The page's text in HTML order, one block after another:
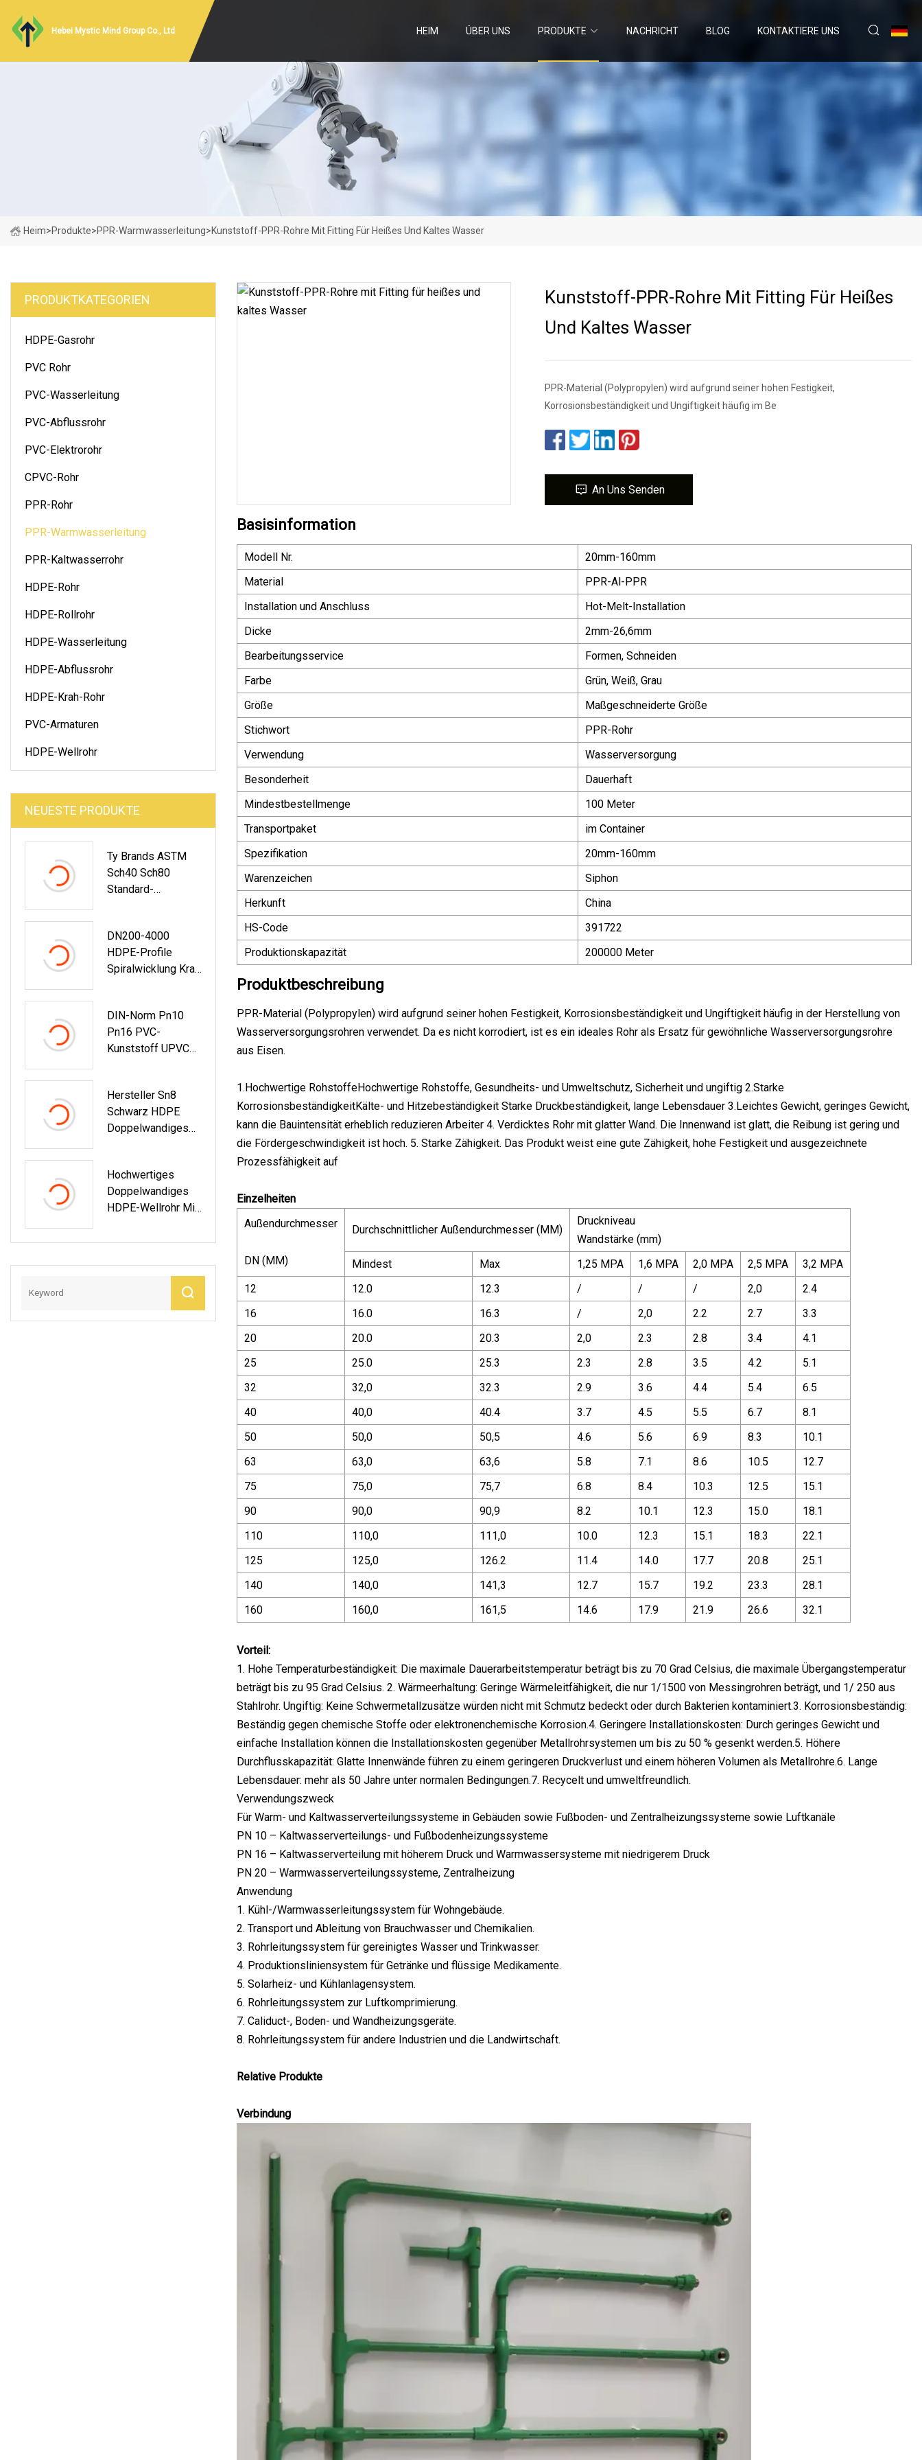
Hebei Mystic Mind Group Co., Ltd HEIM ÜBER UNS PRODUKTE NACHRICHT BLOG KONTAKTIERE UNS
Heim>Produkte>PPR-Warmwasserleitung>Kunststoff-PPR-Rohre Mit Fitting Für Heißes Und Kaltes Wasser
PRODUKTKATEGORIEN
HDPE-Gasrohr
PVC Rohr
PVC-Wasserleitung
PVC-Abflussrohr
PVC-Elektrorohr
CPVC-Rohr
PPR-Rohr
PPR-Warmwasserleitung
PPR-Kaltwasserrohr
HDPE-Rohr
HDPE-Rollrohr
HDPE-Wasserleitung
HDPE-Abflussrohr
HDPE-Krah-Rohr
PVC-Armaturen
HDPE-Wellrohr
NEUESTE PRODUKTE
Ty Brands ASTM
Sch40 Sch80
Standard-
PVC/Kunststoff In
Allen Größen
DN200-4000
HDPE-Profile
Spiralwicklung Krah
DIN-Norm Pn10
Pn16 PVC-
Kunststoff UPVC
Sanitärrohrverschra
Ubungen
Hersteller Sn8
Schwarz HDPE
Doppelwandiges
Rohr
Entwässerungssys
Tem Rohr
Hochwertiges
Doppelwandiges
HDPE-Wellrohr Mit
Kunststoff-PPR-Rohre Mit Fitting Für Heißes
Und Kaltes Wasser
PPR-Material (Polypropylen) wird aufgrund seiner hohen Festigkeit,
Korrosionsbeständigkeit und Ungiftigkeit häufig im Be
An Uns Senden
Basisinformation
Modell Nr.
20mm-160mm
Material
PPR-Al-PPR
Installation und Anschluss
Hot-Melt-Installation
Dicke
2mm-26,6mm
Bearbeitungsservice
Formen, Schneiden
Farbe
Grün, Weiß, Grau
Größe
Maßgeschneiderte Größe
Stichwort
PPR-Rohr
Verwendung
Wasserversorgung
Besonderheit
Dauerhaft
Mindestbestellmenge
100 Meter
Transportpaket
im Container
Spezifikation
20mm-160mm
Warenzeichen
Siphon
Herkunft
China
HS-Code
391722
Produktionskapazität
200000 Meter
Produktbeschreibung
PPR-Material (Polypropylen) wird aufgrund seiner hohen Festigkeit, Korrosionsbeständigkeit und Ungiftigkeit häufig in der Herstellung von
Wasserversorgungsrohren verwendet. Da es nicht korrodiert, ist es ein ideales Rohr als Ersatz für gewöhnliche Wasserversorgungsrohre
aus Eisen.
1.Hochwertige RohstoffeHochwertige Rohstoffe, Gesundheits- und Umweltschutz, Sicherheit und ungiftig 2.Starke
KorrosionsbeständigkeitKälte- und Hitzebeständigkeit Starke Druckbeständigkeit, lange Lebensdauer 3.Leichtes Gewicht, geringes Gewicht,
kann die Bauintensität erheblich reduzieren Arbeiter 4. Verdicktes Rohr mit glatter Wand. Die Innenwand ist glatt, die Reibung ist gering und
die Fördergeschwindigkeit ist hoch. 5. Starke Zähigkeit. Das Produkt weist eine gute Zähigkeit, hohe Festigkeit und ausgezeichnete
Prozessfähigkeit auf
Einzelheiten
Außendurchmesser
DN (MM)
Durchschnittlicher Außendurchmesser (MM)
Druckniveau
Wandstärke (mm)
Mindest
Max 1,25 MPA 1,6 MPA 2,0 MPA 2,5 MPA
3,2 MPA
12
12.0 12.3 / / / 2,0
2.4
16
16.0 16.3 / 2,0 2.2 2.7
3.3
20
20.0 20.3 2,0 2.3 2.8 3.4
4.1
25
25.0 25.3 2.3 2.8 3.5 4.2
5.1
32
32,0 32.3 2.9 3.6 4.4 5.4
6.5
40
40,0 40.4 3.7 4.5 5.5 6.7
8.1
50
50,0 50,5 4.6 5.6 6.9 8.3
10.1
63
63,0 63,6 5.8 7.1 8.6 10.5
12.7
75
75,0 75,7 6.8 8.4 10.3 12.5
15.1
90
90,0 90,9 8.2 10.1 12.3 15.0
18.1
110
110,0 111,0 10.0 12.3 15.1 18.3
22.1
125
125,0 126.2 11.4 14.0 17.7 20.8
25.1
140
140,0 141,3 12.7 15.7 19.2 23.3
28.1
160
160,0 161,5 14.6 17.9 21.9 26.6 32.1
Vorteil:
1. Hohe Temperaturbeständigkeit: Die maximale Dauerarbeitstemperatur beträgt bis zu 70 Grad Celsius, die maximale Übergangstemperatur
beträgt bis zu 95 Grad Celsius. 2. Wärmeerhaltung: Geringe Wärmeleitfähigkeit, die nur 1/1500 von Messingrohren beträgt, und 1/ 250 aus
Stahlrohr. Ungiftig: Keine Schwermetallzusätze würden nicht mit Schmutz bedeckt oder durch Bakterien kontaminiert.3. Korrosionsbeständig:
Beständig gegen chemische Stoffe oder elektronenchemische Korrosion.4. Geringere Installationskosten: Durch geringes Gewicht und
einfache Installation können die Installationskosten gegenüber Metallrohrsystemen um bis zu 50 % gesenkt werden.5. Höhere
Durchflusskapazität: Glatte Innenwände führen zu einem geringeren Druckverlust und einem höheren Volumen als Metallrohre.6. Lange
Lebensdauer: mehr als 50 Jahre unter normalen Bedingungen.7. Recycelt und umweltfreundlich.
Verwendungszweck
Für Warm- und Kaltwasserverteilungssysteme in Gebäuden sowie Fußboden- und Zentralheizungssysteme sowie Luftkanäle
PN 10 – Kaltwasserverteilungs- und Fußbodenheizungssysteme
PN 16 – Kaltwasserverteilung mit höherem Druck und Warmwassersysteme mit niedrigerem Druck
PN 20 – Warmwasserverteilungssysteme, Zentralheizung
Anwendung
1. Kühl-/Warmwasserleitungssystem für Wohngebäude.
2. Transport und Ableitung von Brauchwasser und Chemikalien.
3. Rohrleitungssystem für gereinigtes Wasser und Trinkwasser.
4. Produktionsliniensystem für Getränke und flüssige Medikamente.
5. Solarheiz- und Kühlanlagensystem.
6. Rohrleitungssystem zur Luftkomprimierung.
7. Caliduct-, Boden- und Wandheizungsgeräte.
8. Rohrleitungssystem für andere Industrien und die Landwirtschaft.
Relative Produkte
Verbindung